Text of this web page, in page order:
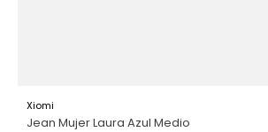
Xiomi
Jean Mujer Laura Azul Medio